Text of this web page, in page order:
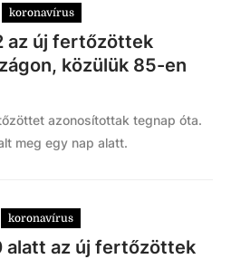
koronavírus
az új fertőzöttek
közülük 85-en
azonosítottak tegnap óta.
meg egy nap alatt.
koronavírus
alatt az új fertőzöttek